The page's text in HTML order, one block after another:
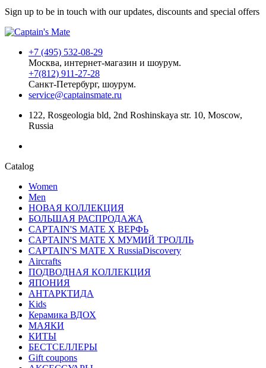
Sign up to be in touch with our updates, discounts and special offers
+7 (495) 532-08-29
Москва, интернет-магазин и шоурум.
+7(812) 911-27-28
Санкт-Петербург, шоурум.
service@captainsmate.ru
122, Rosgeologia bld, 2nd Roshinskaya str. 10, Moscow,
Russia
Catalog
Women
Men
НОВАЯ КОЛЛЕКЦИЯ
БОЛЬШАЯ РАСПРОДАЖА
CAPTAIN'S MATE X ВЕРФЬ
CAPTAIN'S MATE Х МУМИЙ ТРОЛЛЬ
CAPTAIN'S MATE X RussiaDiscovery
Aircrafts
ПОДВОДНАЯ КОЛЛЕКЦИЯ
ЯПОНИЯ
АНТАРКТИДА
Kids
Керамика ВДОХ
МАЯКИ
КИТЫ
БЕСТСЕЛЛЕРЫ
Gift coupons